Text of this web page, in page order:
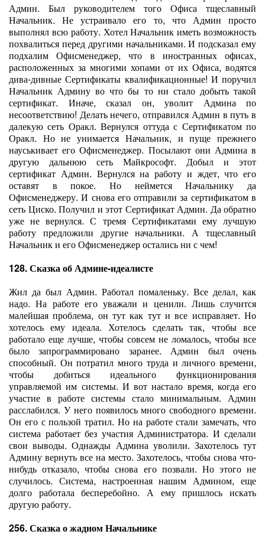
Админ. Был руководителем того Офиса тщеславный
Начальник. Не устраивало его то, что Админ просто
выполнял всю работу. Хотел Начальник иметь возможность
похвалиться перед другими начальниками. И подсказал ему
подхалим Офисменеджер, что в иностранных офисах,
расположенных за многими хопами от их Офиса, водятся
дива-дивные Сертификаты квалификационные! И поручил
Начальник Админу во что бы то ни стало добыть такой
сертификат. Иначе, сказал он, уволит Админа по
несоответствию! Делать нечего, отправился Админ в путь в
далекую сеть Оракл. Вернулся оттуда с Сертификатом по
Оракл. Но не унимается Начальник, и пуще прежнего
науськивает его Офисменеджер. Посылают они Админа в
другую дальнюю сеть Майкрософт. Добыл и этот
сертификат Админ. Вернулся на работу и ждет, что его
оставят в покое. Но неймется Начальнику да
Офисменеджеру. И снова его отправили за сертификатом в
сеть Циско. Получил и этот Сертификат Админ. Да обратно
уже не вернулся. С тремя Сертификатами ему лучшую
работу предложили другие начальники. А тщеславный
Начальник и его Офисменеджер остались ни с чем!
128. Сказка об Админе-идеалисте
Жил да был Админ. Работал помаленьку. Все делал, как
надо. На работе его уважали и ценили. Лишь случится
малейшая проблема, он тут как тут и все исправляет. Но
хотелось ему идеала. Хотелось сделать так, чтобы все
работало еще лучше, чтобы совсем не ломалось, чтобы все
было запрограммировано заранее. Админ был очень
способный. Он потратил много труда и личного времени,
чтобы добиться идеального функционирования
управляемой им системы. И вот настало время, когда его
участие в работе системы стало минимальным. Админ
расслабился. У него появилось много свободного времени.
Он его с пользой тратил. Но на работе стали замечать, что
система работает без участия Администратора. И сделали
свои выводы. Однажды Админа уволили. Захотелось тут
Админу вернуть все на место. Захотелось, чтобы снова что-
нибудь отказало, чтобы снова его позвали. Но этого не
случилось. Система, настроенная нашим Админом, еще
долго работала бесперебойно. А ему пришлось искать
другую работу.
256. Сказка о жадном Начальнике